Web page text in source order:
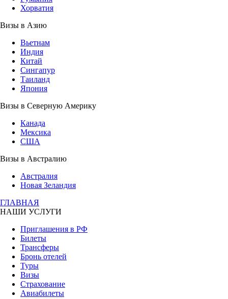
Хорватия
Визы в Азию
Вьетнам
Индия
Китай
Сингапур
Таиланд
Япония
Визы в Северную Америку
Канада
Мексика
США
Визы в Австралию
Австралия
Новая Зеландия
ГЛАВНАЯ
НАШИ УСЛУГИ
Приглашения в РФ
Билеты
Трансферы
Бронь отелей
Туры
Визы
Страхование
Авиабилеты